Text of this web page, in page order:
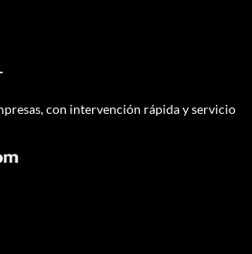
con intervención rápida y servicio